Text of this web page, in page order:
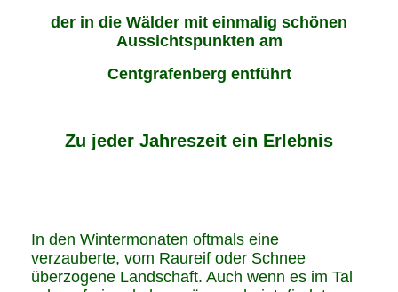
der in die Wälder mit einmalig schönen
Aussichtspunkten am
Centgrafenberg entführt
Zu jeder Jahreszeit ein Erlebnis
In den Wintermonaten oftmals eine
verzauberte, vom Raureif oder Schnee
überzogene Landschaft. Auch wenn es im Tal